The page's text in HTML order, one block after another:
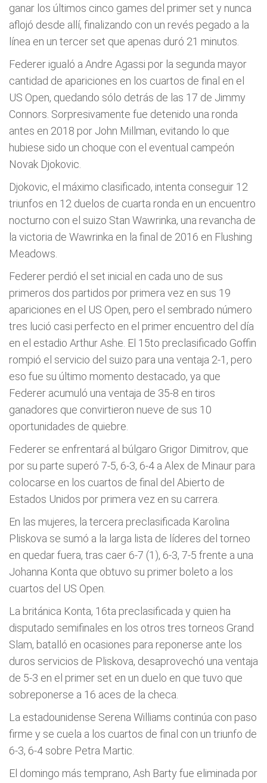
ganar los últimos cinco games del primer set y nunca
aflojó desde allí, finalizando con un revés pegado a la
línea en un tercer set que apenas duró 21 minutos.
Federer igualó a Andre Agassi por la segunda mayor
cantidad de apariciones en los cuartos de final en el
US Open, quedando sólo detrás de las 17 de Jimmy
Connors. Sorpresivamente fue detenido una ronda
antes en 2018 por John Millman, evitando lo que
hubiese sido un choque con el eventual campeón
Novak Djokovic.
Djokovic, el máximo clasificado, intenta conseguir 12
triunfos en 12 duelos de cuarta ronda en un encuentro
nocturno con el suizo Stan Wawrinka, una revancha de
la victoria de Wawrinka en la final de 2016 en Flushing
Meadows.
Federer perdió el set inicial en cada uno de sus
primeros dos partidos por primera vez en sus 19
apariciones en el US Open, pero el sembrado número
tres lució casi perfecto en el primer encuentro del día
en el estadio Arthur Ashe. El 15to preclasificado Goffin
rompió el servicio del suizo para una ventaja 2-1, pero
eso fue su último momento destacado, ya que
Federer acumuló una ventaja de 35-8 en tiros
ganadores que convirtieron nueve de sus 10
oportunidades de quiebre.
Federer se enfrentará al búlgaro Grigor Dimitrov, que
por su parte superó 7-5, 6-3, 6-4 a Alex de Minaur para
colocarse en los cuartos de final del Abierto de
Estados Unidos por primera vez en su carrera.
En las mujeres, la tercera preclasificada Karolina
Pliskova se sumó a la larga lista de líderes del torneo
en quedar fuera, tras caer 6-7 (1), 6-3, 7-5 frente a una
Johanna Konta que obtuvo su primer boleto a los
cuartos del US Open.
La británica Konta, 16ta preclasificada y quien ha
disputado semifinales en los otros tres torneos Grand
Slam, batalló en ocasiones para reponerse ante los
duros servicios de Pliskova, desaprovechó una ventaja
de 5-3 en el primer set en un duelo en que tuvo que
sobreponerse a 16 aces de la checa.
La estadounidense Serena Williams continúa con paso
firme y se cuela a los cuartos de final con un triunfo de
6-3, 6-4 sobre Petra Martic.
El domingo más temprano, Ash Barty fue eliminada por